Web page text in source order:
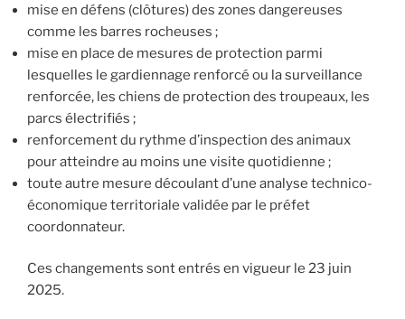
mise en défens (clôtures) des zones dangereuses
comme les barres rocheuses ;
mise en place de mesures de protection parmi
lesquelles le gardiennage renforcé ou la surveillance
renforcée, les chiens de protection des troupeaux, les
parcs électrifiés ;
renforcement du rythme d’inspection des animaux
pour atteindre au moins une visite quotidienne ;
toute autre mesure découlant d’une analyse technico-
économique territoriale validée par le préfet
coordonnateur.
Ces changements sont entrés en vigueur le 23 juin
2025.